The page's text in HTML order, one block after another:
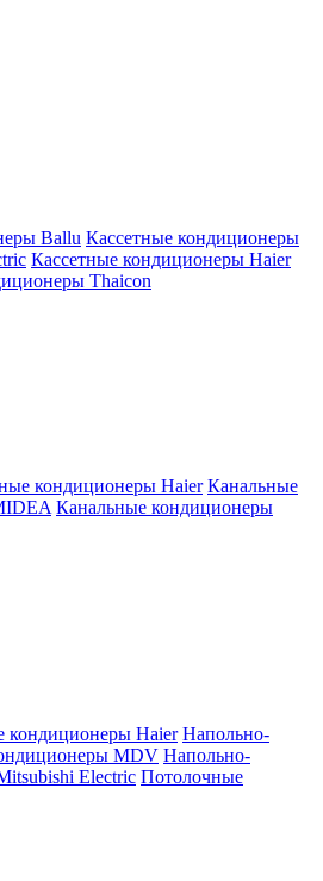
Ballu Кассетные кондиционеры
Кассетные кондиционеры Haier
Thaicon
кондиционеры Haier Канальные
Канальные кондиционеры
кондиционеры Haier Напольно-
MDV Напольно-
Electric Потолочные